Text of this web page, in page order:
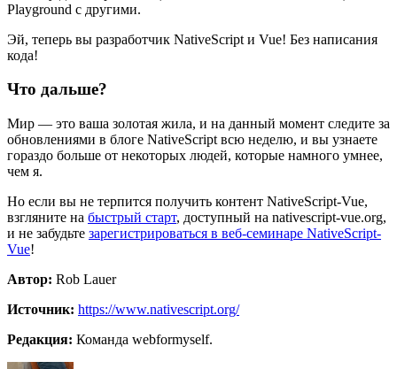
Playground с другими.
Эй, теперь вы разработчик NativeScript и Vue! Без написания
кода!
Что дальше?
Мир — это ваша золотая жила, и на данный момент следите за
обновлениями в блоге NativeScript всю неделю, и вы узнаете
гораздо больше от некоторых людей, которые намного умнее,
чем я.
Но если вы не терпится получить контент NativeScript-Vue,
взгляните на быстрый старт, доступный на nativescript-vue.org,
и не забудьте зарегистрироваться в веб-семинаре NativeScript-
Vue!
Автор: Rob Lauer
Источник: https://www.nativescript.org/
Редакция: Команда webformyself.